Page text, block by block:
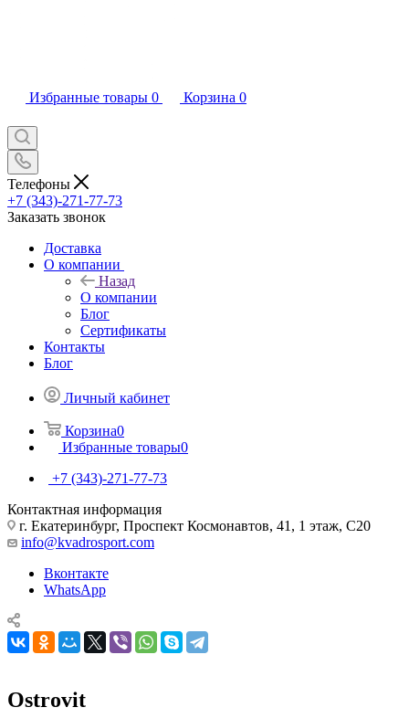
Избранные товары 0 Корзина 0
Телефоны
+7 (343)-271-77-73
Заказать звонок
Доставка
О компании
Назад
О компании
Блог
Сертификаты
Контакты
Блог
Личный кабинет
Корзина0
Избранные товары0
+7 (343)-271-77-73
Контактная информация
г. Екатеринбург, Проспект Космонавтов, 41, 1 этаж, С20
info@kvadrosport.com
Вконтакте
WhatsApp
Ostrovit